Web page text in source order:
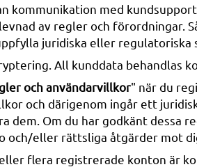
kommunikation med
av regler och förordningar.
juridiska eller regulatoriska
All kunddata
och användarvillkor" när du
och därigenom ingår ett
dem. Om du har godkänt
och/eller rättsliga åtgärder mot
flera registrerade konton är